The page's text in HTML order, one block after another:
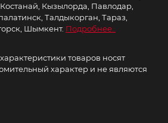
Кызылорда, Павлодар,
Талдыкорган, Тараз,
Шымкент. Подробнее..
товаров носят
характер и не являются